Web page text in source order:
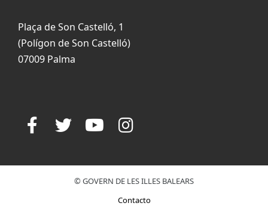
Plaça de Son Castelló, 1
(Polígon de Son Castelló)
07009 Palma
© GOVERN DE LES ILLES BALEARS
Contacto